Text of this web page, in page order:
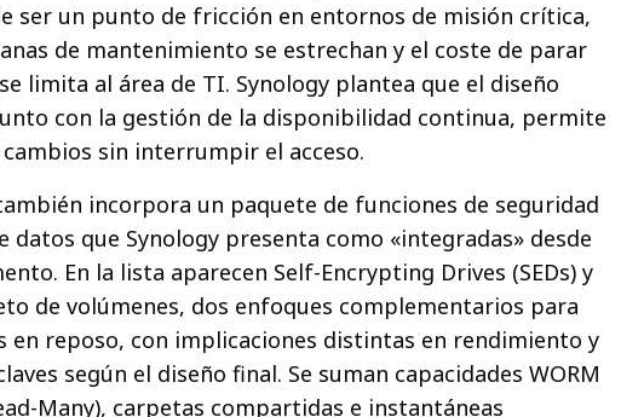
ser un punto de fricción en entornos de misión crítica,
de mantenimiento se estrechan y el coste de parar
limita al área de TI. Synology plantea que el diseño
con la gestión de la disponibilidad continua, permite
sin interrumpir el acceso.
incorpora un paquete de funciones de seguridad
datos que Synology presenta como «integradas» desde
En la lista aparecen Self-Encrypting Drives (SEDs) y
de volúmenes, dos enfoques complementarios para
en reposo, con implicaciones distintas en rendimiento y
según el diseño final. Se suman capacidades WORM
Many), carpetas compartidas e instantáneas